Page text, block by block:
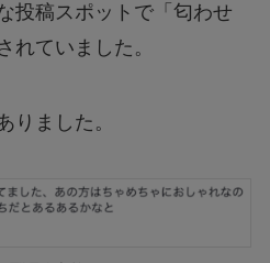
投稿スポットで「匂わせ
れていました。
りました。